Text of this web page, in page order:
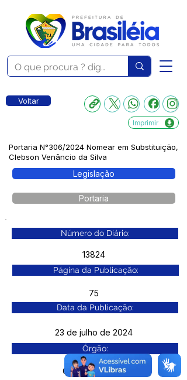
Voltar
Imprimir
Portaria N°306/2024 Nomear em Substituição,
Clebson Venâncio da Silva
Legislação
Portaria
Número do Diário:
13824
Página da Publicação:
75
Data da Publicação:
23 de julho de 2024
Órgão:
Gab. Prefeito(a)